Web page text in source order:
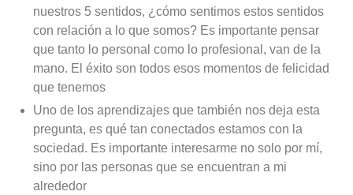
nuestros 5 sentidos, ¿cómo sentimos estos sentidos
con relación a lo que somos? Es importante pensar
que tanto lo personal como lo profesional, van de la
mano. El éxito son todos esos momentos de felicidad
que tenemos
Uno de los aprendizajes que también nos deja esta
pregunta, es qué tan conectados estamos con la
sociedad. Es importante interesarme no solo por mí,
sino por las personas que se encuentran a mi
alrededor